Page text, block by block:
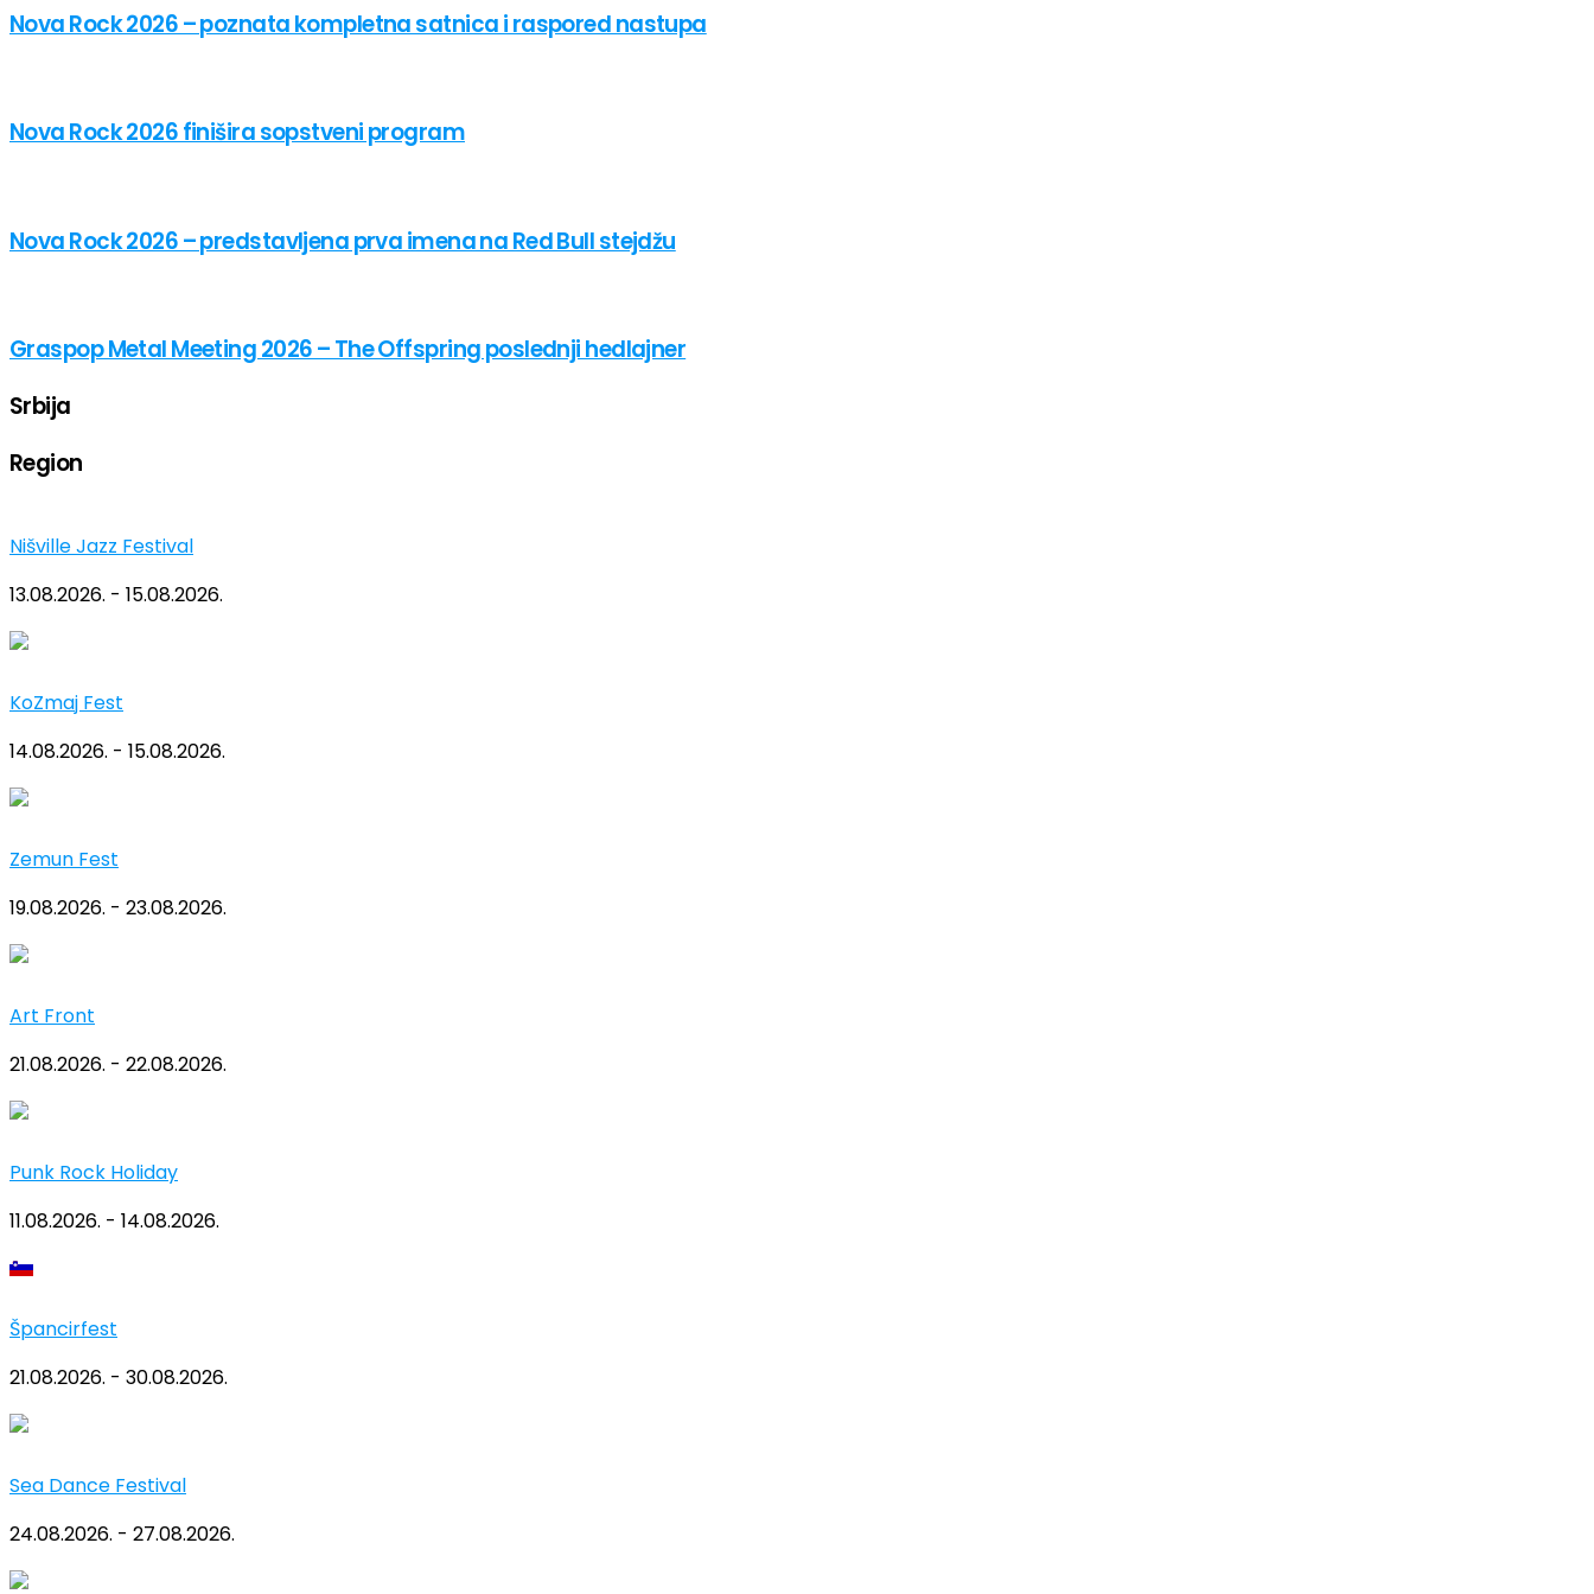
Nova Rock 2026 – poznata kompletna satnica i raspored nastupa
Nova Rock 2026 finišira sopstveni program
Nova Rock 2026 – predstavljena prva imena na Red Bull stejdžu
Graspop Metal Meeting 2026 – The Offspring poslednji hedlajner
Srbija
Region
Nišville Jazz Festival
13.08.2026. - 15.08.2026.
KoZmaj Fest
14.08.2026. - 15.08.2026.
Zemun Fest
19.08.2026. - 23.08.2026.
Art Front
21.08.2026. - 22.08.2026.
Punk Rock Holiday
11.08.2026. - 14.08.2026.
Špancirfest
21.08.2026. - 30.08.2026.
Sea Dance Festival
24.08.2026. - 27.08.2026.